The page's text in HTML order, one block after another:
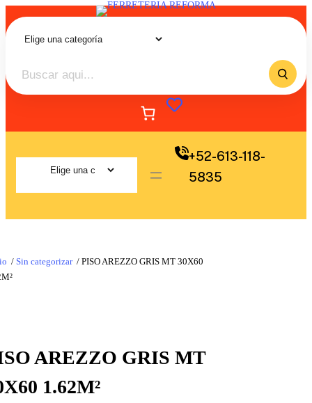
+52-613-118-
5835
/ Sin categorizar / PISO AREZZO GRIS MT 30X60
AREZZO GRIS MT
1.62M²